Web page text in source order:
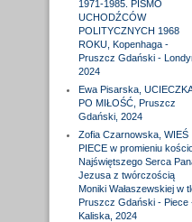
1971-1985. PISMO
UCHODŹCÓW
POLITYCZNYCH 1968
ROKU, Kopenhaga -
Pruszcz Gdański -
2024
Ewa Pisarska, UCIECZKA
PO MIŁOŚĆ, Pruszcz
Gdański, 2024
Zofia Czarnowska, WIEŚ
PIECE w promieniu
Najświętszego Serca
Jezusa z twórczością
Moniki Wałaszewskiej w
Pruszcz Gdański - Piece
Kaliska, 2024